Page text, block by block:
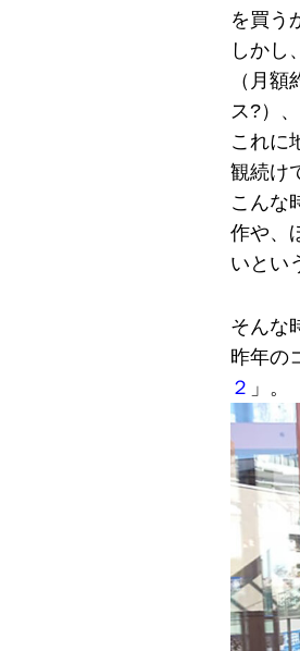
を買う
しかし
（月
ス?）
これに
観続け
こんな
作や、
いとい
そんな
昨年の
２ 」。